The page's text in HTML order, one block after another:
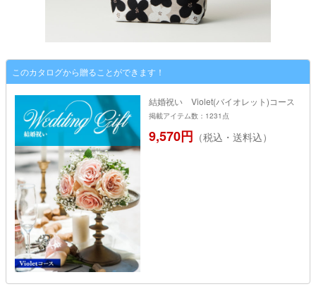
このカタログから贈ることができます！
結婚祝い Violet(バイオレット)コース
掲載アイテム数：1231点
9,570円 （税込・送料込）